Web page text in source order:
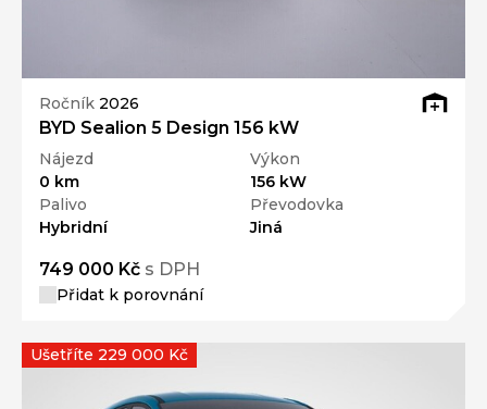
Ročník 2026
BYD Sealion 5 Design 156 kW
Nájezd
0 km
Výkon
156 kW
Palivo
Hybridní
Převodovka
Jiná
749 000 Kč s DPH
Přidat k porovnání
Ušetříte 229 000 Kč